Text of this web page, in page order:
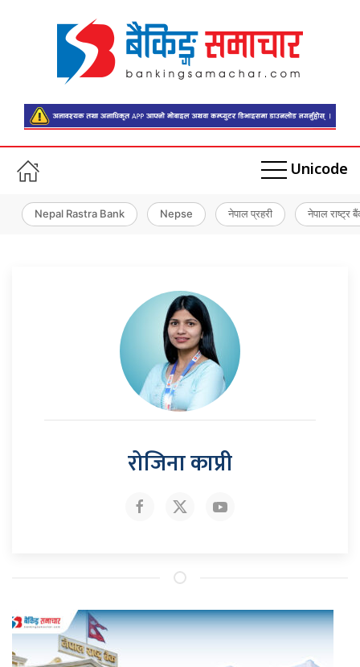
Unicode
Nepal Rastra Bank Nepse नेपाल प्रहरी नेपाल राष्ट्र
रोजिना काप्री